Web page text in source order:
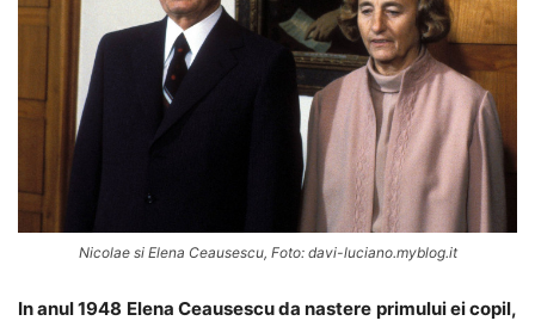
Nicolae si Elena Ceausescu, Foto: davi-luciano.myblog.it
In anul 1948 Elena Ceausescu da nastere primului ei copil,